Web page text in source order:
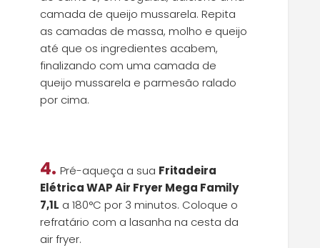
camada de queijo mussarela. Repita
as camadas de massa, molho e queijo
até que os ingredientes acabem,
finalizando com uma camada de
queijo mussarela e parmesão ralado
por cima.
4.Pré-aqueça a sua Fritadeira
Elétrica WAP Air Fryer Mega Family
7,1L a 180°C por 3 minutos. Coloque o
refratário com a lasanha na cesta da
air fryer.